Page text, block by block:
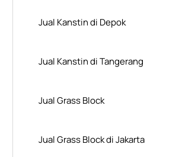
Jual Kanstin di Depok
Jual Kanstin di Tangerang
Jual Grass Block
Jual Grass Block di Jakarta